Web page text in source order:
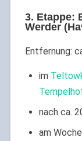
3. Etappe:
Werder
Entfernung:
im
nach ca.
am